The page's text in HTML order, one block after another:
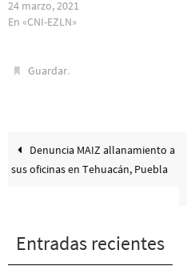
24 marzo, 2021
En «CNI-EZLN»
Guardar.
Denuncia MAIZ allanamiento a
sus oficinas en Tehuacán, Puebla
Entradas recientes